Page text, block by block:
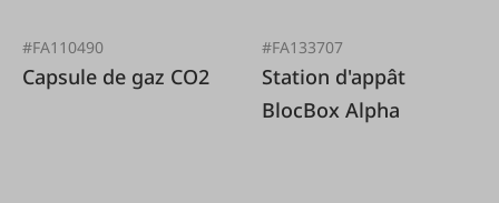
#FA110490
Capsule de gaz CO2
#FA133707
Station d'appât
BlocBox Alpha